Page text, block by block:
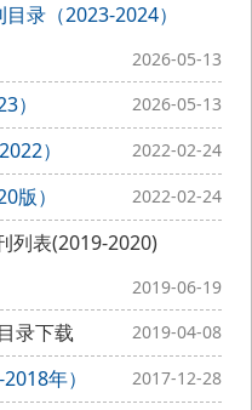
录（2023-2024）
2026-05-13
） 2026-05-13
） 2022-02-24
版） 2022-02-24
列表(2019-2020)
2019-06-19
录下载 2019-04-08
年） 2017-12-28